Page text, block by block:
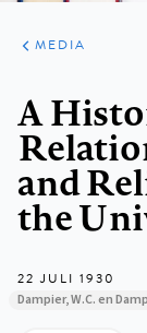
ARTIKELEN
VARIA
MEDIA
A
and
the
22 JULI 1930
Dampier, W.C. en